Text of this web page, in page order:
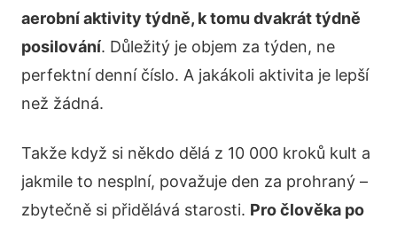
aerobní aktivity týdně, k tomu dvakrát týdně
posilování. Důležitý je objem za týden, ne
perfektní denní číslo. A jakákoli aktivita je lepší
než žádná.
Takže když si někdo dělá z 10 000 kroků kult a
jakmile to nesplní, považuje den za prohraný –
zbytečně si přidělává starosti. Pro člověka po